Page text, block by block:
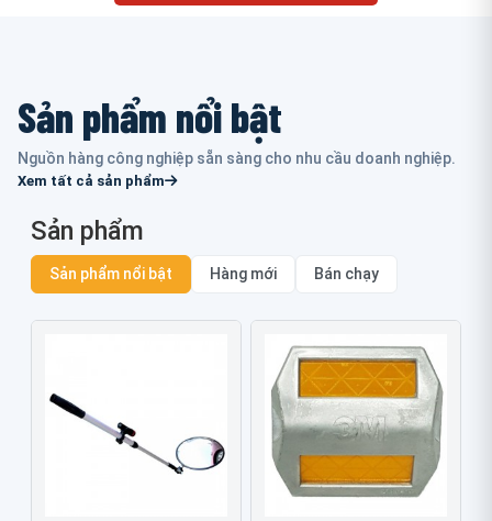
Sản phẩm nổi bật
Nguồn hàng công nghiệp sẵn sàng cho nhu cầu doanh nghiệp.
Xem tất cả sản phẩm
Sản phẩm
Sản phẩm nổi bật Hàng mới Bán chạy